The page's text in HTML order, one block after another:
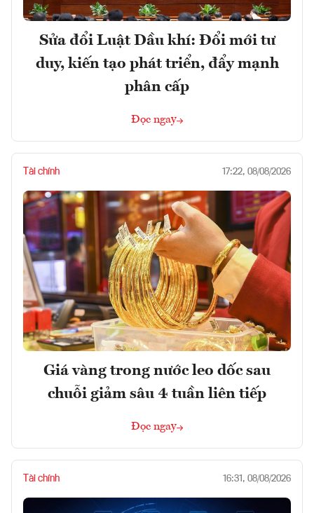
Sửa đổi Luật Dầu khí: Đổi mới tư
duy, kiến tạo phát triển, đẩy mạnh
phân cấp
Đọc ngay
Tài chính 17:22, 08/08/2026
Giá vàng trong nước leo dốc sau
chuỗi giảm sâu 4 tuần liên tiếp
Đọc ngay
Tài chính 16:31, 08/08/2026